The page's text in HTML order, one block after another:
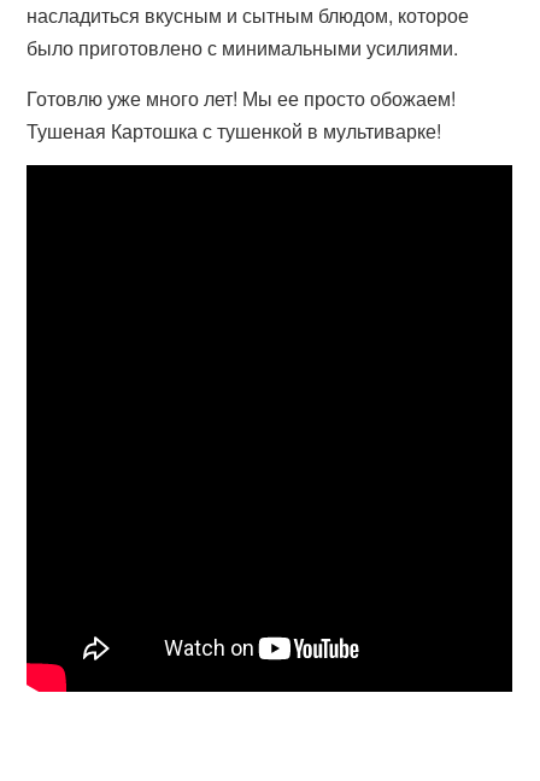
насладиться вкусным и сытным блюдом, которое
было приготовлено с минимальными усилиями.
Готовлю уже много лет! Мы ее просто обожаем!
Тушеная Картошка с тушенкой в мультиварке!